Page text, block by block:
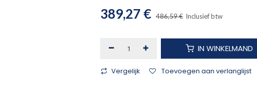
389,27 € 486,59€ Inclusief btw
IN WINKELMAND
Vergelijk Toevoegen aan verlanglijst